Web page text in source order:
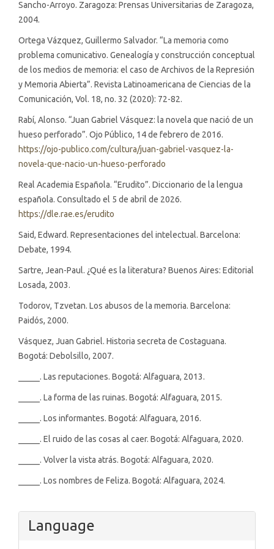
Sancho-Arroyo. Zaragoza: Prensas Universitarias de Zaragoza,
2004.
Ortega Vázquez, Guillermo Salvador. “La memoria como
problema comunicativo. Genealogía y construcción conceptual
de los medios de memoria: el caso de Archivos de la Represión
y Memoria Abierta”. Revista Latinoamericana de Ciencias de la
Comunicación, Vol. 18, no. 32 (2020): 72-82.
Rabí, Alonso. “Juan Gabriel Vásquez: la novela que nació de un
hueso perforado”. Ojo Público, 14 de febrero de 2016.
https://ojo-publico.com/cultura/juan-gabriel-vasquez-la-
novela-que-nacio-un-hueso-perforado
Real Academia Española. “Erudito”. Diccionario de la lengua
española. Consultado el 5 de abril de 2026.
https://dle.rae.es/erudito
Said, Edward. Representaciones del intelectual. Barcelona:
Debate, 1994.
Sartre, Jean-Paul. ¿Qué es la literatura? Buenos Aires: Editorial
Losada, 2003.
Todorov, Tzvetan. Los abusos de la memoria. Barcelona:
Paidós, 2000.
Vásquez, Juan Gabriel. Historia secreta de Costaguana.
Bogotá: Debolsillo, 2007.
_____. Las reputaciones. Bogotá: Alfaguara, 2013.
_____. La forma de las ruinas. Bogotá: Alfaguara, 2015.
_____. Los informantes. Bogotá: Alfaguara, 2016.
_____. El ruido de las cosas al caer. Bogotá: Alfaguara, 2020.
_____. Volver la vista atrás. Bogotá: Alfaguara, 2020.
_____. Los nombres de Feliza. Bogotá: Alfaguara, 2024.
Language